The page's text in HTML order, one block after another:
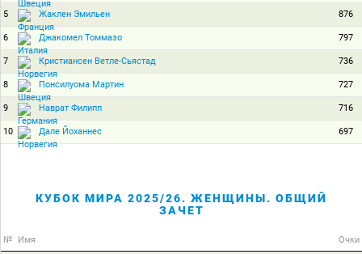
5 Жаклен Эмильен 876
6 Джакомел Томмазо 797
7 Кристиансен Ветле-Сьястад 736
8 Понсилуома Мартин 727
9 Наврат Филипп 716
10 Дале Йоханнес 697
КУБОК МИРА 2025/26. ЖЕНЩИНЫ. ОБЩИЙ
ЗАЧЕТ
№ Имя Очки